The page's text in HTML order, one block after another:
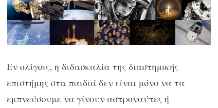
Εν ολίγοις, η διδασκαλία της διαστημικής
επιστήμης στα παιδιά δεν είναι μόνο να τα
εμπνεύσουμε να γίνουν αστροναύτες ή